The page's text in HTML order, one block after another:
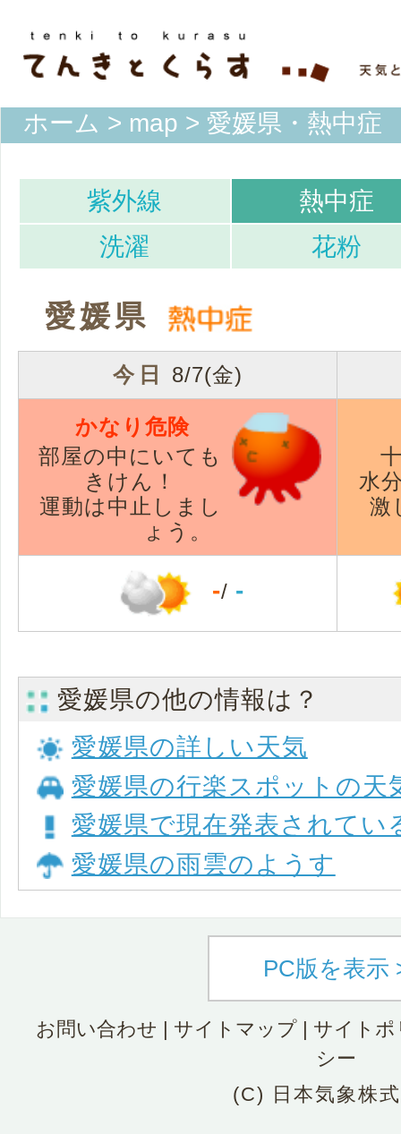
ホーム > map > 愛媛県・熱中症
紫外線
熱中症
洗濯
花粉
愛媛県
今日 8/7(金)
かなり危険
部屋の中にいても
きけん！
運動は中止しまし
ょう。
水
激
-/ -
愛媛県の他の情報は？
愛媛県の詳しい天気
愛媛県の行楽スポットの天
愛媛県で現在発表されてい
愛媛県の雨雲のようす
PC版を表示
お問い合わせ | サイトマップ| サイトポ
シー
(C) 日本気象株